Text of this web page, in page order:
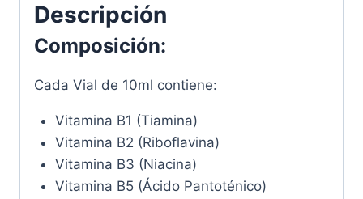
cantidad
Descripción
Composición:
Cada Vial de 10ml contiene:
Vitamina B1 (Tiamina)
Vitamina B2 (Riboflavina)
Vitamina B3 (Niacina)
Vitamina B5 (Ácido Pantoténico)